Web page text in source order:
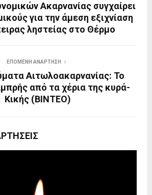
Ακαρνανίας συγχαίρει
για την άμεση εξιχνίαση
ληστείας στο Θέρμο
ΕΠΌΜΕΝΗ ΑΝΆΡΤΗΣΗ
Αιτωλοακαρνανίας: Το
από τα χέρια της κυρά-
Κικής (ΒΙΝΤΕΟ)